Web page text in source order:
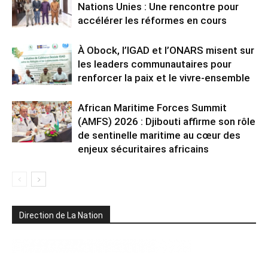
Nations Unies : Une rencontre pour
accélérer les réformes en cours
À Obock, l’IGAD et l’ONARS misent sur
les leaders communautaires pour
renforcer la paix et le vivre-ensemble
African Maritime Forces Summit
(AMFS) 2026 : Djibouti affirme son rôle
de sentinelle maritime au cœur des
enjeux sécuritaires africains
Direction de La Nation